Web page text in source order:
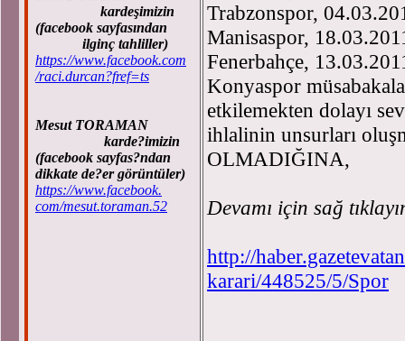
kardeşimizin
(facebook sayfasından
ilginç tahliller)
https://www.facebook.com
/raci.durcan?fref=ts
Mesut TORAMAN
karde?imizin
(facebook sayfas?ndan
dikkate de?er görüntüler)
https://www.facebook.
com/mesut.toraman.52
Trabzonspor,
Manisaspor,
Fenerbahçe,
Konyaspor
etkilemekten dolayı
ihlalinin unsurları
OLMADIĞINA,
Devamı için sağ
http://
karari/448525/5/Spor